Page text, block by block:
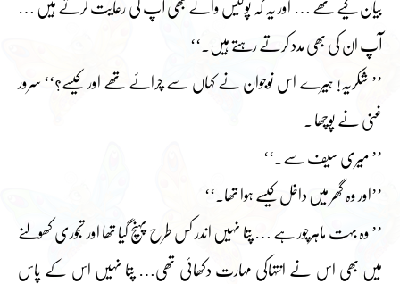
بیان کیے تھے … اور یہ کہ پولیس والے بھی آپ کی رعایت کرتے ہیں …
آپ ان کی بھی مدد کرتے رہتے ہیں۔‘‘
’’ شکریہ! ہیرے اس نوجوان نے کہاں سے چرائے تھے اور کیسے؟‘‘ سرور
غنی نے پوچھا ۔
’’ میری سیف سے۔‘‘
’’اور وہ گھر میں داخل کیسے ہوا تھا۔‘‘
’’ وہ بہت ماہرچور ہے … پتا نہیں اندر کس طرح پہنچ گیا تھا اور تجوری کھولنے
میں بھی اس نے انتہاکی مہارت دکھائی تھی… پتا نہیں اس کے پاس